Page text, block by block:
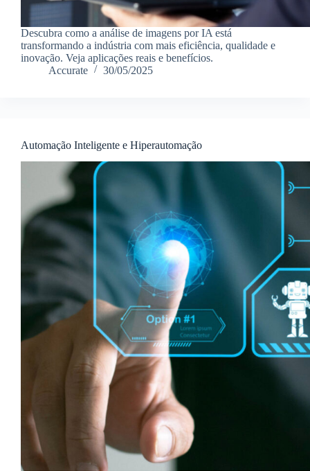
Descubra como a análise de imagens por IA está
transformando a indústria com mais eficiência, qualidade e
inovação. Veja aplicações reais e benefícios.
Accurate
30/05/2025
Automação Inteligente e Hiperautomação